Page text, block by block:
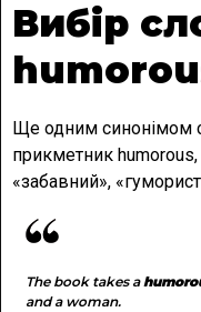
Вибір
Ще одним синонімом
прикметник
«забавний»,
The book takes a
and a woman.